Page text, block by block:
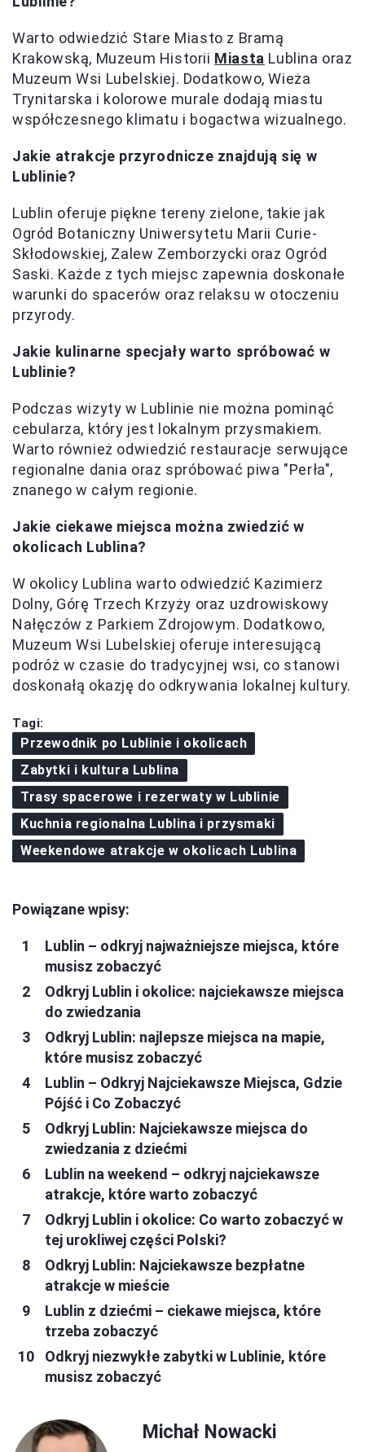
Warto odwiedzić Stare Miasto z Bramą
Krakowską, Muzeum Historii Miasta Lublina oraz
Muzeum Wsi Lubelskiej. Dodatkowo, Wieża
Trynitarska i kolorowe murale dodają miastu
współczesnego klimatu i bogactwa wizualnego.
Jakie atrakcje przyrodnicze znajdują się w
Lublinie?
Lublin oferuje piękne tereny zielone, takie jak
Ogród Botaniczny Uniwersytetu Marii Curie-
Skłodowskiej, Zalew Zemborzycki oraz Ogród
Saski. Każde z tych miejsc zapewnia doskonałe
warunki do spacerów oraz relaksu w otoczeniu
przyrody.
Jakie kulinarne specjały warto spróbować w
Lublinie?
Podczas wizyty w Lublinie nie można pominąć
cebularza, który jest lokalnym przysmakiem.
Warto również odwiedzić restauracje serwujące
regionalne dania oraz spróbować piwa "Perła",
znanego w całym regionie.
Jakie ciekawe miejsca można zwiedzić w
okolicach Lublina?
W okolicy Lublina warto odwiedzić Kazimierz
Dolny, Górę Trzech Krzyży oraz uzdrowiskowy
Nałęczów z Parkiem Zdrojowym. Dodatkowo,
Muzeum Wsi Lubelskiej oferuje interesującą
podróż w czasie do tradycyjnej wsi, co stanowi
doskonałą okazję do odkrywania lokalnej kultury.
Tagi:
Przewodnik po Lublinie i okolicach
Zabytki i kultura Lublina
Trasy spacerowe i rezerwaty w Lublinie
Kuchnia regionalna Lublina i przysmaki
Weekendowe atrakcje w okolicach Lublina
Powiązane wpisy:
Lublin – odkryj najważniejsze miejsca, które
musisz zobaczyć
Odkryj Lublin i okolice: najciekawsze miejsca
do zwiedzania
Odkryj Lublin: najlepsze miejsca na mapie,
które musisz zobaczyć
Lublin – Odkryj Najciekawsze Miejsca, Gdzie
Pójść i Co Zobaczyć
Odkryj Lublin: Najciekawsze miejsca do
zwiedzania z dziećmi
Lublin na weekend – odkryj najciekawsze
atrakcje, które warto zobaczyć
Odkryj Lublin i okolice: Co warto zobaczyć w
tej urokliwej części Polski?
Odkryj Lublin: Najciekawsze bezpłatne
atrakcje w mieście
Lublin z dziećmi – ciekawe miejsca, które
trzeba zobaczyć
Odkryj niezwykłe zabytki w Lublinie, które
musisz zobaczyć
Michał Nowacki